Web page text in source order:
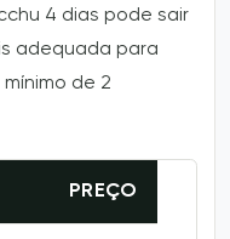
4 dias pode sair
adequada para
de 2
PREÇO